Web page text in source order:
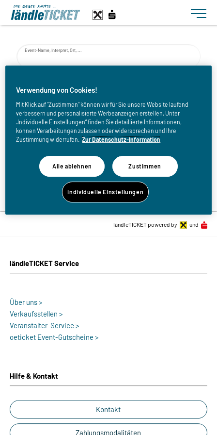
Toggle
Event-Name, Interpret, Ort, ...
bis
Zurück zur Eventliste
ländleTICKET Service
Über uns >
Verkaufsstellen >
Veranstalter-Service >
oeticket Event-Gutscheine >
Hilfe & Kontakt
Kontakt
Zahlungsmodalitäten
ländleTICKET powered by und
Verwendung von Cookies!
Mit Klick auf "Zustimmen" können wir für Sie unsere Website laufend
verbessern und personalisierte Werbeanzeigen erstellen. Unter
„Individuelle Einstellungen“ finden Sie detaillierte Informationen,
können Verarbeitungen zulassen oder widersprechen und Ihre
Zustimmung widerrufen. Zur Datenschutz-Information
Alle ablehnen Zustimmen
Individuelle Einstellungen